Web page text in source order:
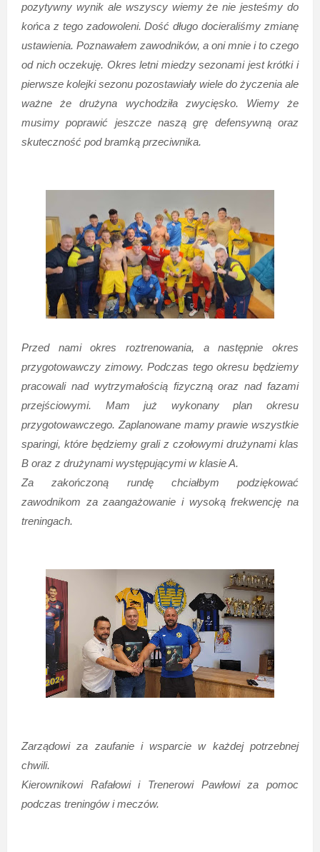
pozytywny wynik ale wszyscy wiemy że nie jesteśmy do
końca z tego zadowoleni. Dość długo docieraliśmy zmianę
ustawienia. Poznawałem zawodników, a oni mnie i to czego
od nich oczekuję. Okres letni miedzy sezonami jest krótki i
pierwsze kolejki sezonu pozostawiały wiele do życzenia ale
ważne że drużyna wychodziła zwycięsko. Wiemy że
musimy poprawić jeszcze naszą grę defensywną oraz
skuteczność pod bramką przeciwnika.
Przed nami okres roztrenowania, a następnie okres
przygotowawczy zimowy. Podczas tego okresu będziemy
pracowali nad wytrzymałością fizyczną oraz nad fazami
przejściowymi. Mam już wykonany plan okresu
przygotowawczego. Zaplanowane mamy prawie wszystkie
sparingi, które będziemy grali z czołowymi drużynami klas
B oraz z drużynami występującymi w klasie A.
Za zakończoną rundę chciałbym podziękować
zawodnikom za zaangażowanie i wysoką frekwencję na
treningach.
Zarządowi za zaufanie i wsparcie w każdej potrzebnej
chwili.
Kierownikowi Rafałowi i Trenerowi Pawłowi za pomoc
podczas treningów i meczów.